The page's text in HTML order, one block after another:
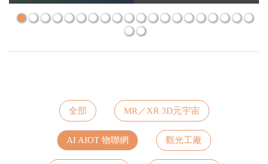
快速落地解決方案
浸感的多人互動
全部 MR／XR 3D元宇宙
AI AIOT 物聯網 觀光工廠